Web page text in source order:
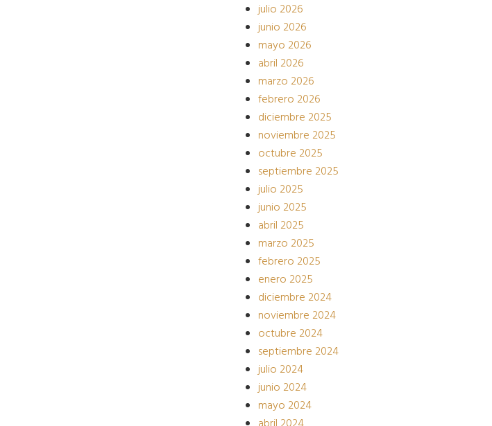
julio 2026
junio 2026
mayo 2026
abril 2026
marzo 2026
febrero 2026
diciembre 2025
noviembre 2025
octubre 2025
septiembre 2025
julio 2025
junio 2025
abril 2025
marzo 2025
febrero 2025
enero 2025
diciembre 2024
noviembre 2024
octubre 2024
septiembre 2024
julio 2024
junio 2024
mayo 2024